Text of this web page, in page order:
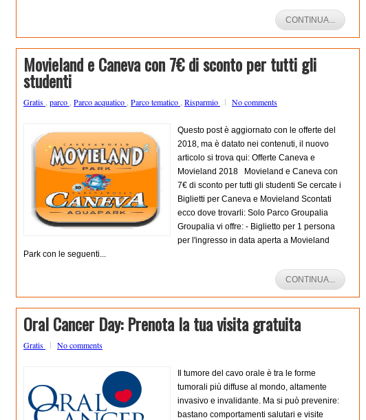
CONTINUA...
Movieland e Caneva con 7€ di sconto per tutti gli
studenti
Gratis parco Parco acquatico Parco tematico Risparmio No comments
Questo post è aggiornato con le offerte del
2018, ma è datato nei contenuti, il nuovo
articolo si trova qui: Offerte Caneva e
Movieland 2018 Movieland e Caneva con
7€ di sconto per tutti gli studenti Se cercate i
Biglietti per Caneva e Movieland Scontati
ecco dove trovarli: Solo Parco Groupalia
Groupalia vi offre: - Biglietto per 1 persona
per l'ingresso in data aperta a Movieland
Park con le seguenti...
CONTINUA...
Oral Cancer Day: Prenota la tua visita gratuita
Gratis No comments
Il tumore del cavo orale è tra le forme
tumorali più diffuse al mondo, altamente
invasivo e invalidante. Ma si può prevenire:
bastano comportamenti salutari e visite